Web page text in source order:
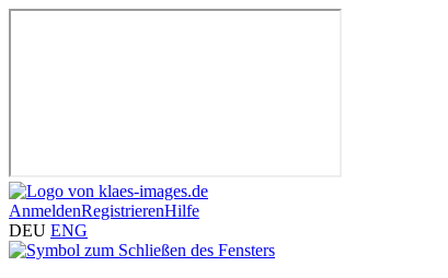
AnmeldenRegistrierenHilfe
DEU ENG